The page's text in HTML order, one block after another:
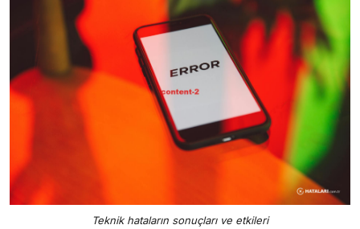
Teknik hataların sonuçları ve etkileri